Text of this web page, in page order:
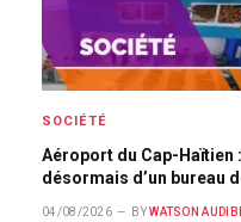
SOCIÉTÉ
Aéroport du Cap-
désormais d’un bureau
04/08/2026 BY WATSON